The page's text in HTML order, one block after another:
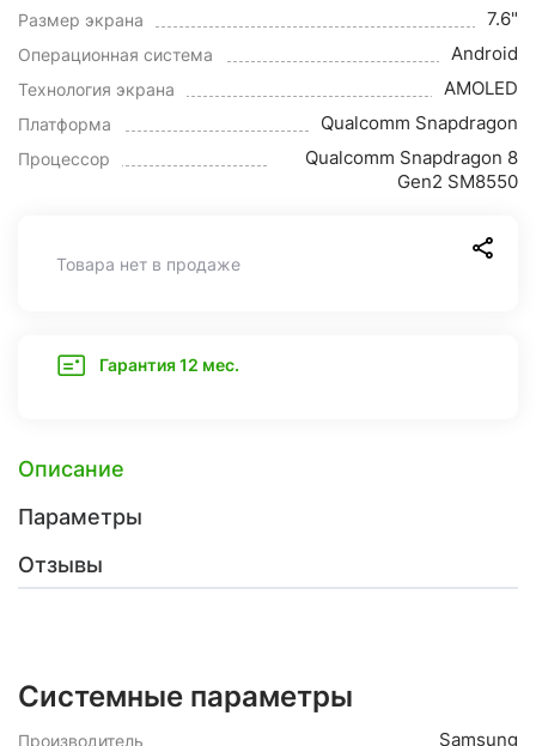
Размер экрана 7.6"
Операционная система Android
Технология экрана AMOLED
Платформа Qualcomm Snapdragon
Процессор
Qualcomm Snapdragon 8
Gen2 SM8550
Товара нет в продаже
Гарантия 12 мес.
Описание
Параметры
Отзывы
Системные параметры
Производитель Samsung